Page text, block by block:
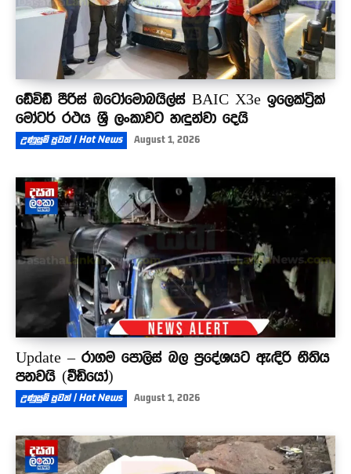
ඩේවිඩ් පීරිස් ඔටෝමොබයිල්ස් BAIC X3e ඉලෙක්ට්‍රික්
මෝටර් රථය ශ්‍රී ලංකාවට හඳුන්වා දෙයි
උණුසුම් පුවත් | Hot News August 1, 2026
Update – රාගම පොලිස් බල ප්‍රදේශයට ඇඳිරි නීතිය
පනවයි (වීඩියෝ)
උණුසුම් පුවත් | Hot News August 1, 2026